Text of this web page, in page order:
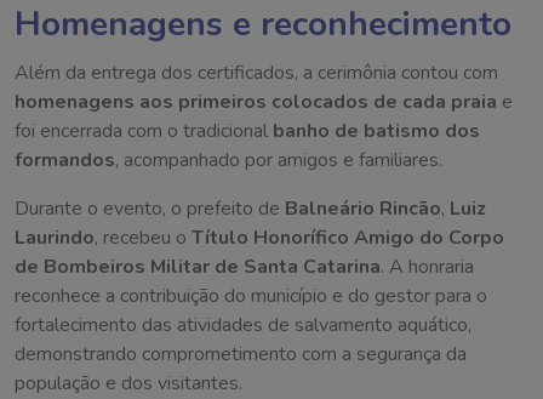
Homenagens e reconhecimento
Além da entrega dos certificados, a cerimônia contou com
homenagens aos primeiros colocados de cada praia e
foi encerrada com o tradicional banho de batismo dos
formandos, acompanhado por amigos e familiares.
Durante o evento, o prefeito de Balneário Rincão, Luiz
Laurindo, recebeu o Título Honorífico Amigo do Corpo
de Bombeiros Militar de Santa Catarina. A honraria
reconhece a contribuição do município e do gestor para o
fortalecimento das atividades de salvamento aquático,
demonstrando comprometimento com a segurança da
população e dos visitantes.